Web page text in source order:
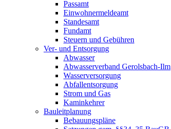
Passamt
Einwohnermeldeamt
Standesamt
Fundamt
Steuern und Gebühren
Ver- und Entsorgung
Abwasser
Abwasserverband Gerolsbach-Ilm
Wasserversorgung
Abfallentsorgung
Strom und Gas
Kaminkehrer
Bauleitplanung
Bebauungspläne